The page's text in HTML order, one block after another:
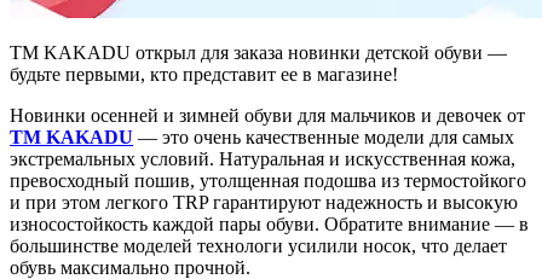
ТМ KAKADU открыл для заказа новинки детской обуви —
будьте первыми, кто представит ее в магазине!
Новинки осенней и зимней обуви для мальчиков и девочек от
ТМ KAKADU — это очень качественные модели для самых
экстремальных условий. Натуральная и искусственная кожа,
превосходный пошив, утолщенная подошва из термостойкого
и при этом легкого TRP гарантируют надежность и высокую
износостойкость каждой пары обуви. Обратите внимание — в
большинстве моделей технологи усилили носок, что делает
обувь максимально прочной.